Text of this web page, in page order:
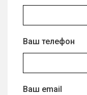
Ваш телефон
Ваш email